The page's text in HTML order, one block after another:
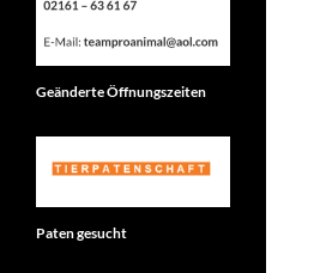
Geänderte Öffnungszeiten
Paten gesucht